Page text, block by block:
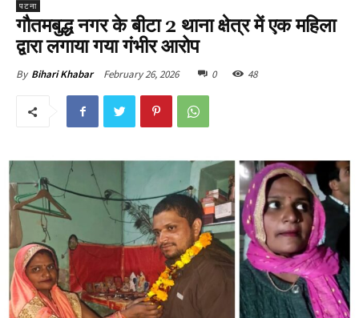
पटना
गौतमबुद्ध नगर के बीटा 2 थाना क्षेत्र में एक महिला
द्वारा लगाया गया गंभीर आरोप
By Bihari Khabar February 26, 2026 0 48